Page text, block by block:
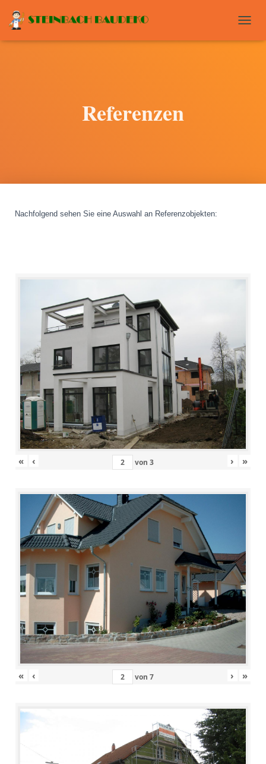
O
Referenzen
Nachfolgend sehen Sie eine Auswahl an Referenzobjekten:
« ‹ von 3 › »
« ‹ von 7 › »